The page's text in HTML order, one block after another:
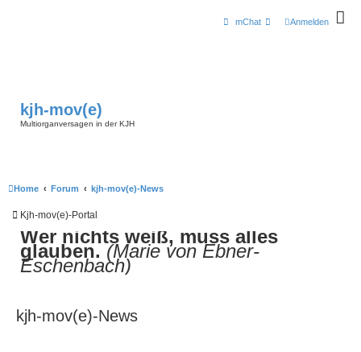
Anmelden
mChat
kjh-mov(e)
Multiorganversagen in der KJH
Home Forum kjh-mov(e)-News
Kjh-mov(e)-Portal
Wer nichts weiß, muss alles
glauben. (Marie von Ebner-
Eschenbach)
kjh-mov(e)-News